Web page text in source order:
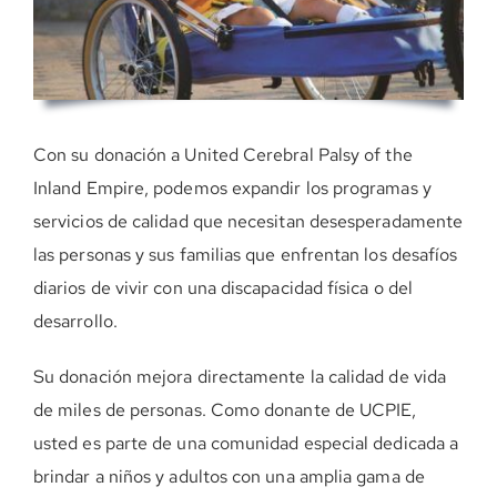
Con su donación a United Cerebral Palsy of the
Inland Empire, podemos expandir los programas y
servicios de calidad que necesitan desesperadamente
las personas y sus familias que enfrentan los desafíos
diarios de vivir con una discapacidad física o del
desarrollo.
Su donación mejora directamente la calidad de vida
de miles de personas. Como donante de UCPIE,
usted es parte de una comunidad especial dedicada a
brindar a niños y adultos con una amplia gama de